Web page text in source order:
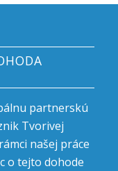
partnerskú
Tvorivej
našej práce
o tejto dohode